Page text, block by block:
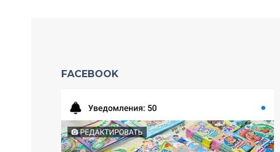
FACEBOOK